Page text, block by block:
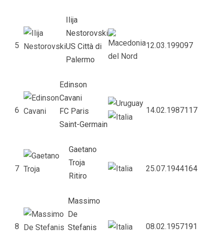
5
Ilija
Nestorovski
US Città di
Palermo
12.03.199097
6
Edinson
Cavani
FC Paris
Saint-Germain
14.02.1987117
7
Gaetano
Troja
Ritiro
25.07.1944164
8
Massimo
De
Stefanis
08.02.1957191